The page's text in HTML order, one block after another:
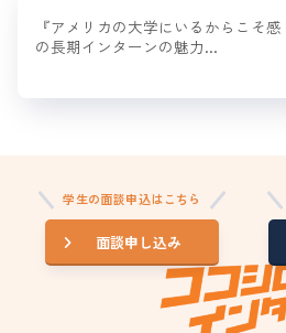
『アメリカの大学にいるからこそ
の長期インターンの魅力…
学生の面談申込はこちら
面談申し込み